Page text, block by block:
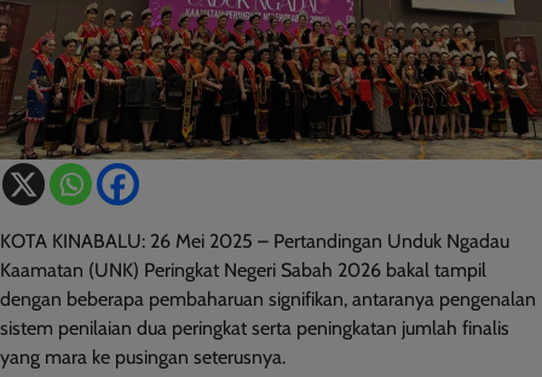
KOTA KINABALU: 26 Mei 2025 – Pertandingan Unduk Ngadau
Kaamatan (UNK) Peringkat Negeri Sabah 2026 bakal tampil
dengan beberapa pembaharuan signifikan, antaranya pengenalan
sistem penilaian dua peringkat serta peningkatan jumlah finalis
yang mara ke pusingan seterusnya.